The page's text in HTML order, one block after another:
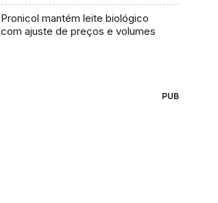
Pronicol mantém leite biológico
com ajuste de preços e volumes
PUB